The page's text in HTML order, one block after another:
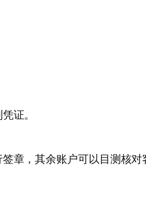
证。
章，其余账户可以目测核